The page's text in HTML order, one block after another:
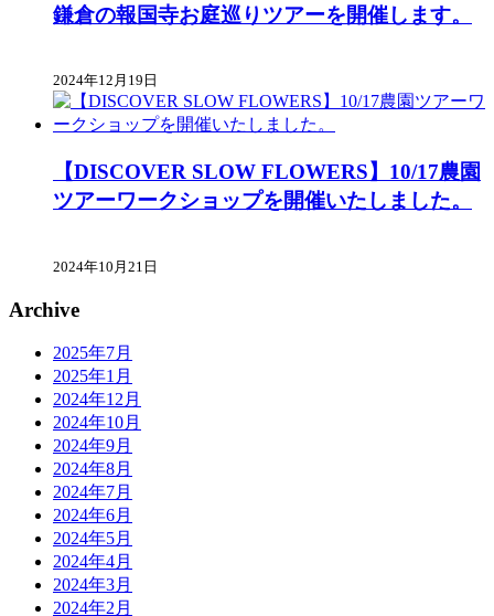
鎌倉の報国寺お庭巡りツアーを開催します。
2024年12月19日
【DISCOVER SLOW FLOWERS】10/17農園
ツアーワークショップを開催いたしました。
2024年10月21日
Archive
2025年7月
2025年1月
2024年12月
2024年10月
2024年9月
2024年8月
2024年7月
2024年6月
2024年5月
2024年4月
2024年3月
2024年2月